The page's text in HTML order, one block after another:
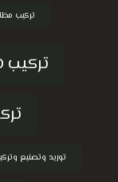
تركيب
تركيب
توريد وتصنيع